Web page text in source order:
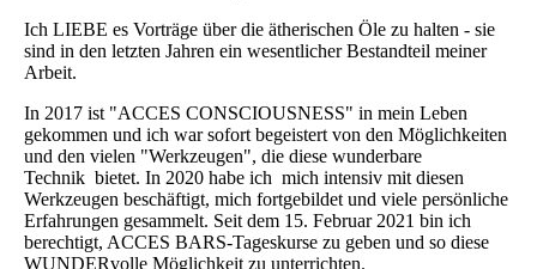
Ich LIEBE es Vorträge über die ätherischen Öle zu halten - sie
sind in den letzten Jahren ein wesentlicher Bestandteil meiner
Arbeit.
In 2017 ist "ACCES CONSCIOUSNESS" in mein Leben
gekommen und ich war sofort begeistert von den Möglichkeiten
und den vielen "Werkzeugen", die diese wunderbare
Technik bietet. In 2020 habe ich mich intensiv mit diesen
Werkzeugen beschäftigt, mich fortgebildet und viele persönliche
Erfahrungen gesammelt. Seit dem 15. Februar 2021 bin ich
berechtigt, ACCES BARS-Tageskurse zu geben und so diese
WUNDERvolle Möglichkeit zu unterrichten.